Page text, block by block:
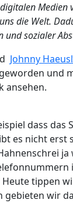
Medien
die Welt.
und sozialer
Johnny
und
ansehen.
dass das
es nicht erst
ja
tippen
gebieten wir